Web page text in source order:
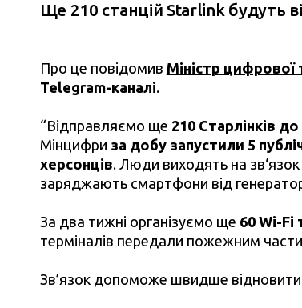
Ще 210 станцій Starlink будуть
Про це повідомив Міністр
Telegram-каналі.
“Відправляємо ще 210 Старлінків
Мінцифри за добу запустили 5
херсонців. Люди виходять на
заряджають смартфони від
За два тижні організуємо ще 60 Wi-Fi
терміналів передали пожежним
Зв’язок допоможе швидше відновити